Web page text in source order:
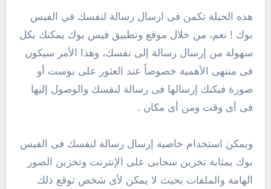
هذه الحيلة تكمن فى ارسال رسالة لنفسك في الفيس
بوك ! نعم، من خلال موقع وتطبيق فيس بوك يمكنك بكل
سهولة من إرسال رسالة إلى نفسك، وهذا الأمر سيكون
فى منتهى الأهمية خصوصاً عند العثور على بوست أو
صورة فيكنك إرسالها فى رسالة لنفسك والوصول إليها
فى أى وقت ومن أى مكان .
ويمكن استخدام خاصية إرسال رسالة لنفسك فى الفيس
بوك بمثابة تخزين سحابى على الإنترنت وتخزين الصور
الهامة والملفات بحيث لا يمكن لأى شخص توقع ذلك